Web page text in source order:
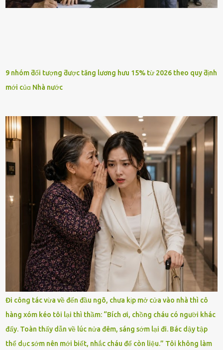
9 nhóm ƌối tượng ƌược tăng lương hưu 15% từ 2026 theo quy ƌịnh
mới củɑ Nhà nước
Đi công tác vừa về đến đầu ngõ, chưa kịp mở cửa vào nhà thì cô
hàng xóm kéo tôi lại thì thầm: “Bích ơi, chồng cháu có người khác
đấy. Toàn thấy dẫn về lúc nửa đêm, sáng sớm lại đi. Bác dậy tập
thể dục sớm nên mới biết, nhắc cháu để còn liệu.” Tôi không làm